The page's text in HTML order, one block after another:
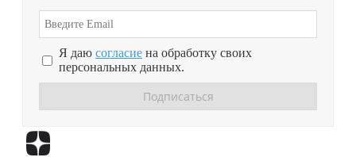
Я даю согласие на обработку своих
персональных данных.